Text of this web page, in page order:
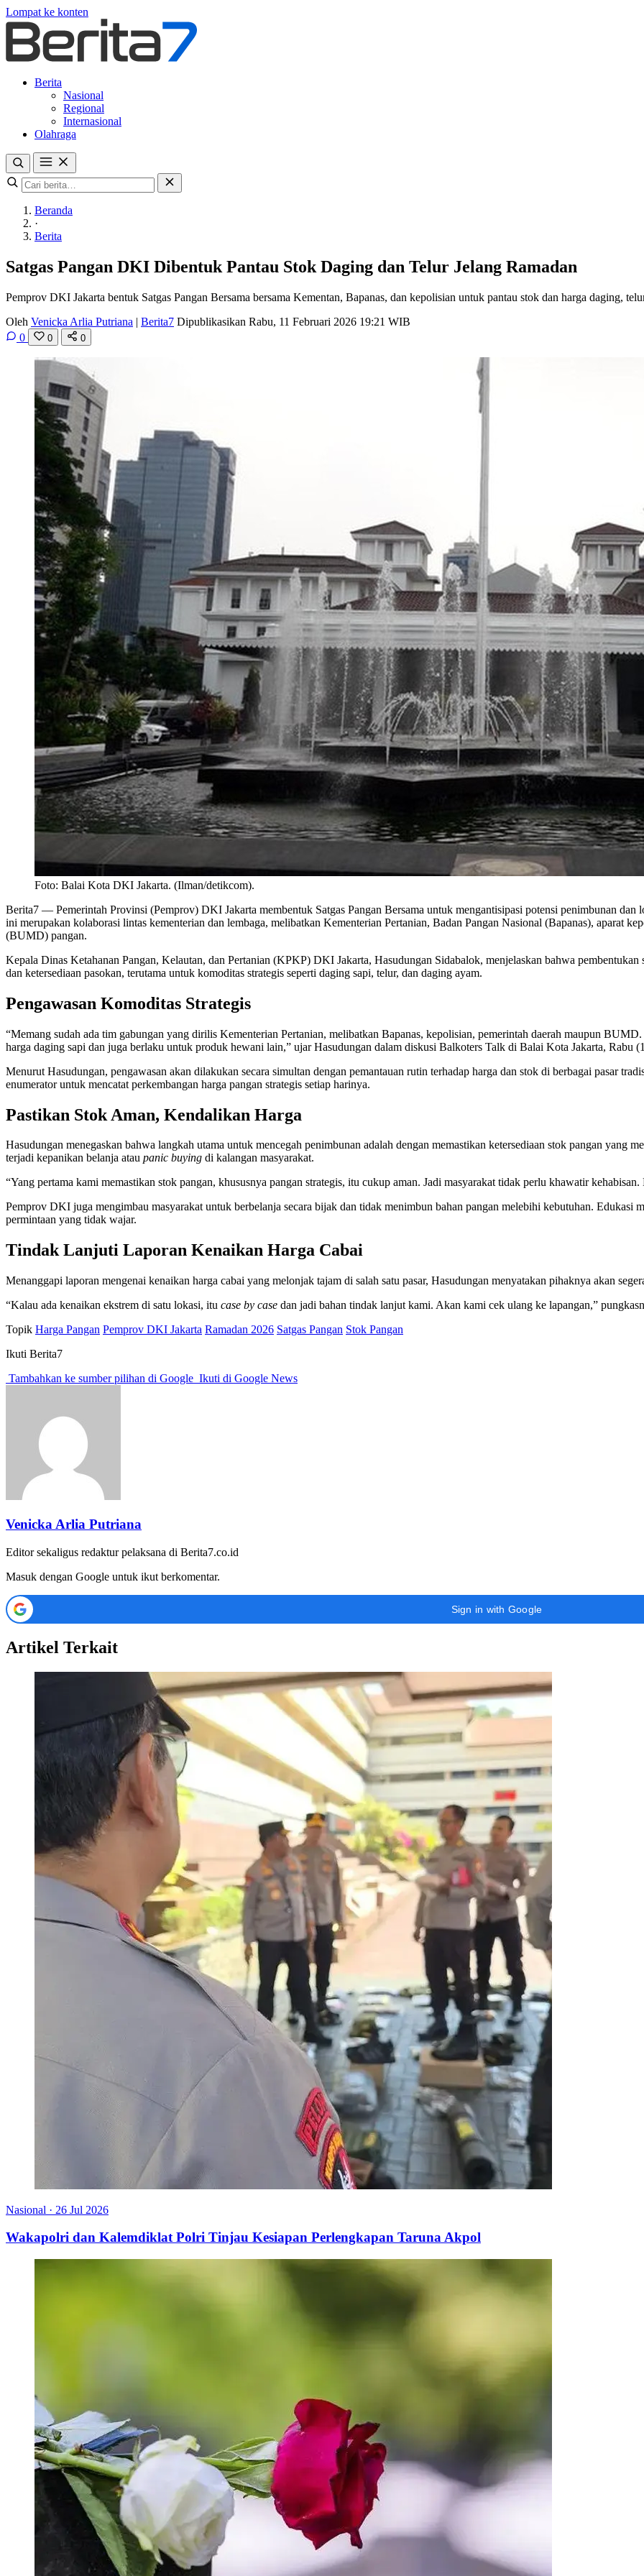
Lompat ke konten
Berita
Nasional
Regional
Internasional
Olahraga
Beranda
·
Berita
Satgas Pangan DKI Dibentuk Pantau Stok Daging dan Telur Jelang Ramadan
Pemprov DKI Jakarta bentuk Satgas Pangan Bersama bersama Kementan, Bapanas, dan kepolisian untuk pantau stok dan harga daging,
Oleh Venicka Arlia Putriana | Berita7 Dipublikasikan Rabu, 11 Februari 2026 19:21 WIB
0
0 0
Foto: Balai Kota DKI Jakarta. (Ilman/detikcom).
Berita7 — Pemerintah Provinsi (Pemprov) DKI Jakarta membentuk Satgas Pangan Bersama untuk mengantisipasi potensi penimbunan dan
ini merupakan kolaborasi lintas kementerian dan lembaga, melibatkan Kementerian Pertanian, Badan Pangan Nasional (Bapanas), aparat
(BUMD) pangan.
Kepala Dinas Ketahanan Pangan, Kelautan, dan Pertanian (KPKP) DKI Jakarta, Hasudungan Sidabalok, menjelaskan bahwa pembentukan
dan ketersediaan pasokan, terutama untuk komoditas strategis seperti daging sapi, telur, dan daging ayam.
Pengawasan Komoditas Strategis
“Memang sudah ada tim gabungan yang dirilis Kementerian Pertanian, melibatkan Bapanas, kepolisian, pemerintah daerah maupun
harga daging sapi dan juga berlaku untuk produk hewani lain,” ujar Hasudungan dalam diskusi Balkoters Talk di Balai Kota Jakarta, Rabu
Menurut Hasudungan, pengawasan akan dilakukan secara simultan dengan pemantauan rutin terhadap harga dan stok di berbagai pasar
enumerator untuk mencatat perkembangan harga pangan strategis setiap harinya.
Pastikan Stok Aman, Kendalikan Harga
Hasudungan menegaskan bahwa langkah utama untuk mencegah penimbunan adalah dengan memastikan ketersediaan stok pangan yang
terjadi kepanikan belanja atau panic buying di kalangan masyarakat.
“Yang pertama kami memastikan stok pangan, khususnya pangan strategis, itu cukup aman. Jadi masyarakat tidak perlu khawatir
Pemprov DKI juga mengimbau masyarakat untuk berbelanja secara bijak dan tidak menimbun bahan pangan melebihi kebutuhan. Edukasi
permintaan yang tidak wajar.
Tindak Lanjuti Laporan Kenaikan Harga Cabai
Menanggapi laporan mengenai kenaikan harga cabai yang melonjak tajam di salah satu pasar, Hasudungan menyatakan pihaknya akan
“Kalau ada kenaikan ekstrem di satu lokasi, itu case by case dan jadi bahan tindak lanjut kami. Akan kami cek ulang ke lapangan,”
Topik Harga Pangan Pemprov DKI Jakarta Ramadan 2026 Satgas Pangan Stok Pangan
Ikuti Berita7
Tambahkan ke sumber pilihan di Google Ikuti di Google News
Venicka Arlia Putriana
Editor sekaligus redaktur pelaksana di Berita7.co.id
Masuk dengan Google untuk ikut berkomentar.
Sign in with Google
Artikel Terkait
Nasional · 26 Jul 2026
Wakapolri dan Kalemdiklat Polri Tinjau Kesiapan Perlengkapan Taruna Akpol